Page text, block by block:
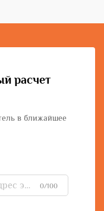
расчет
в ближайшее
0/100